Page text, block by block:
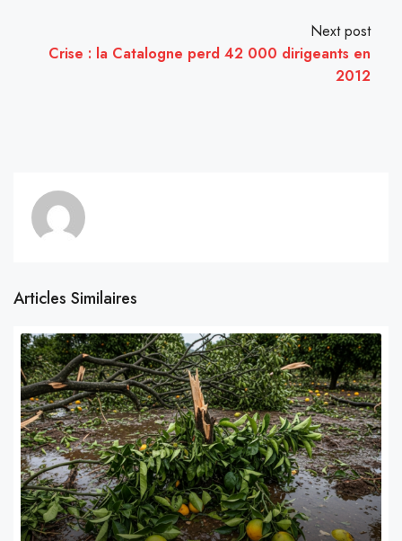
Next post
Crise : la Catalogne perd 42 000 dirigeants en
2012
Articles Similaires